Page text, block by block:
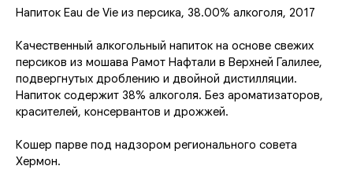
Процесс производства нашего Eau_de_vie начинается с
фермеров из Галилеи или с Голанских высот,
измельчаются, отжимаются и помещаются для брожения
в дубовые бочки. Без добавления дрожжей этот
процесс длится от одного месяца летом до трех
месяцев зимой.
После завершения первого брожения смесь
дистиллируется в огромных емкостях. В результате
Напиток Eau de Vie из персика, 38.00% алкоголя, 2017
Качественный алкогольный напиток на основе свежих
персиков из мошава Рамот Нафтали в Верхней Галилее,
подвергнутых дроблению и двойной дистилляции.
Напиток содержит 38% алкоголя. Без ароматизаторов,
красителей, консервантов и дрожжей.
Кошер парве под надзором регионального совета
Хермон.